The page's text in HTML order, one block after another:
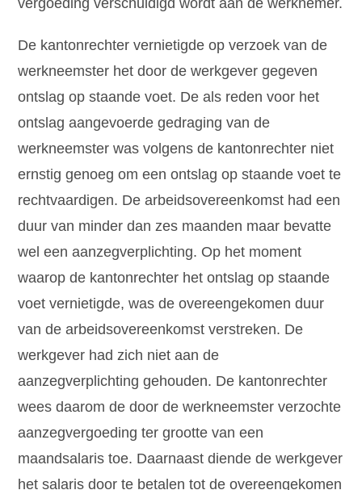
vergoeding verschuldigd wordt aan de werknemer.
De kantonrechter vernietigde op verzoek van de
werkneemster het door de werkgever gegeven
ontslag op staande voet. De als reden voor het
ontslag aangevoerde gedraging van de
werkneemster was volgens de kantonrechter niet
ernstig genoeg om een ontslag op staande voet te
rechtvaardigen. De arbeidsovereenkomst had een
duur van minder dan zes maanden maar bevatte
wel een aanzegverplichting. Op het moment
waarop de kantonrechter het ontslag op staande
voet vernietigde, was de overeengekomen duur
van de arbeidsovereenkomst verstreken. De
werkgever had zich niet aan de
aanzegverplichting gehouden. De kantonrechter
wees daarom de door de werkneemster verzochte
aanzegvergoeding ter grootte van een
maandsalaris toe. Daarnaast diende de werkgever
het salaris door te betalen tot de overeengekomen